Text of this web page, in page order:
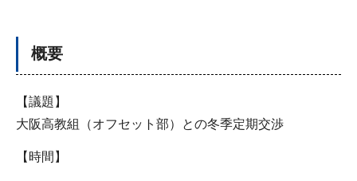
概要
【議題】
大阪高教組（オフセット部）との冬季定期交渉
【時間】